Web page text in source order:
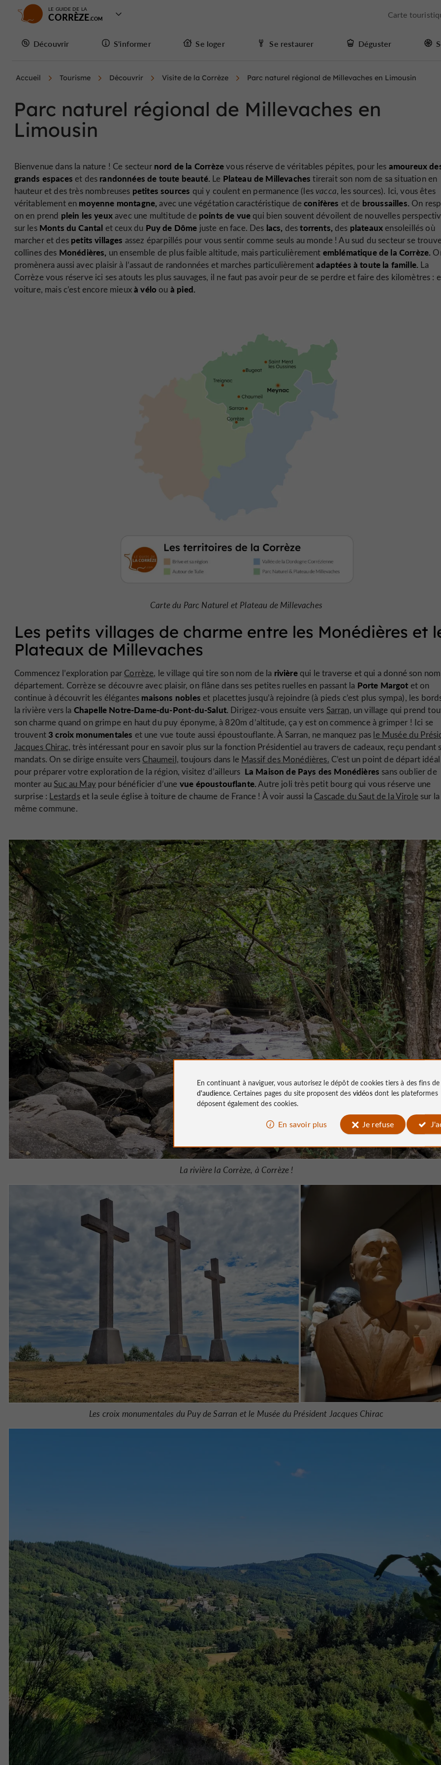
LE GUIDE DE LA
CORRÈZE Carte
Découvrir S'informer Se loger Se restaurer Déguster
Accueil Tourisme Découvrir Visite de la Corrèze Parc naturel régional de Millevaches en Limousin
Parc naturel régional de Millevaches en
Limousin
Bienvenue dans la nature ! Ce secteur nord de la Corrèzevous réserve de véritables pépites, pour les amoureux
grands espaces et des randonnées de toute beauté. Le Plateau de Millevaches tirerait son nom de sa situation en
hauteur et des très nombreuses petites sources qui y coulent en permanence (lesvacca, les sources). Ici, vous êtes
véritablement en moyenne montagne,avec une végétation caractéristique deconifères et de broussailles. On
on en prend plein les yeuxavec une multitude de points de vue qui bien souvent dévoilent de nouvelles
sur les Monts du Cantal et ceux du Puy de Dôme juste en face. Des lacs, destorrents,des plateauxensoleillés où
marcher et des petits villages assez éparpillés pour vous sentir comme seuls au monde ! Au sud du secteur se
collines des Monédières, un ensemble de plus faible altitude, mais particulièrement emblématiquede la Corrèze.
promènera aussi avec plaisir à l’assaut de randonnées et marches particulièrementadaptées à toute la famille. La
Corrèze vous réserve ici ses atouts les plus sauvages, il ne faut pas avoir peur de se perdre et faire des kilomètres :
voiture, mais c’est encore mieuxà vélo ou à pied.
Carte du Parc Naturel et Plateau de Millevaches
Les petits villages de charme entre les Monédières et
Plateaux de Millevaches
Commencez l’exploration par Corrèze, le village qui tire son nom de la rivièrequi le traverse et qui a donné son
département. Corrèze se découvre avec plaisir, on flâne dans ses petites ruelles en passant la Porte Margot et on
continue à découvrit les élégantes maisons nobles et placettes jusqu’à rejoindre (à pieds c’est plus sympa), les
la rivière vers la Chapelle Notre-Dame-du-Pont-du-Salut. Dirigez-vous ensuite vers Sarran, un village qui prend
son charme quand on grimpe en haut du puy éponyme, à 820m d’altitude, ça y est on commence à grimper ! Ici se
trouvent 3 croix monumentales et une vue toute aussi époustouflante. À Sarran, ne manquez pas le Musée du
Jacques Chirac, très intéressant pour en savoir plus sur la fonction Présidentiel au travers de cadeaux, reçu pendant
mandats. On se dirige ensuite vers Chaumeil, toujours dans le Massif des Monédières. C’est un point de départ idéal
pour préparer votre exploration de la région, visitez d’ailleurs La Maison de Pays des Monédières sans oublier de
monter au Suc au Maypour bénéficier d’une vue époustouflante.Autre joli très petit bourg qui vous réserve une
surprise : Lestardset la seule église à toiture de chaume de France ! À voir aussi la Cascade du Saut de la Virolesur la
même commune.
La rivière la Corrèze, à Corrèze !
Les croix monumentales du Puy de Sarran et le Musée du Président Jacques Chirac
En continuant à naviguer, vous autorisez le dépôt de cookies tiers à des fins
d'audience. Certaines pages du site proposent des vidéosdont les plateformes
déposent également des cookies.
En savoir plus Je refuse